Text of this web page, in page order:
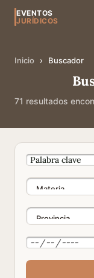
EVENTOS
JURÍDICOS
Inicio › Buscador
71 resultados